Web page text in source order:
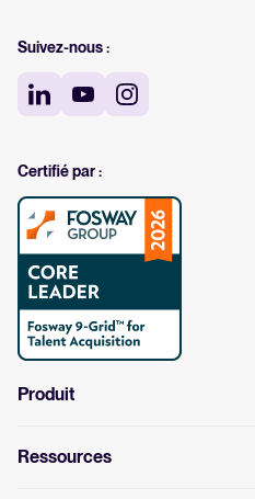
Suivez-nous :
Certifié par :
Produit
Ressources